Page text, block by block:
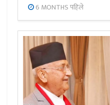
6 MONTHS पहिले